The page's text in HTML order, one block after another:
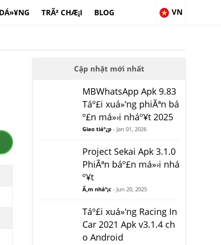
TRÃ² CHÆ¡I BLOG VN
Cập nhật mới nhất
MBWhatsApp Apk 9.83
Táº£i xuá»‘ng phiÃªn bá
º£n má»›i nháº¥t 2025
Giao tiáº¿p - Jan 01, 2026
Project Sekai Apk 3.1.0
PhiÃªn báº£n má»›i nhá
º¥t
Ã‚m nháº¡c - Jun 20, 2025
Táº£i xuá»‘ng Racing In
Car 2021 Apk v3.1.4 ch
o Android